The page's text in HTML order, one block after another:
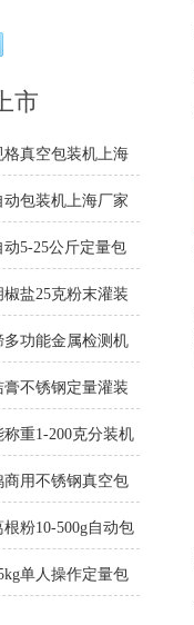
市
真空包装机上海
包装机上海厂家
5-25公斤定量包
盐25克粉末灌装
功能金属检测机
不锈钢定量灌装
重1-200克分装机
用不锈钢真空包
粉10-500g自动包
单人操作定量包